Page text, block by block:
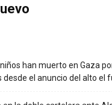
han muerto en Gaza
desde el anuncio del alto el